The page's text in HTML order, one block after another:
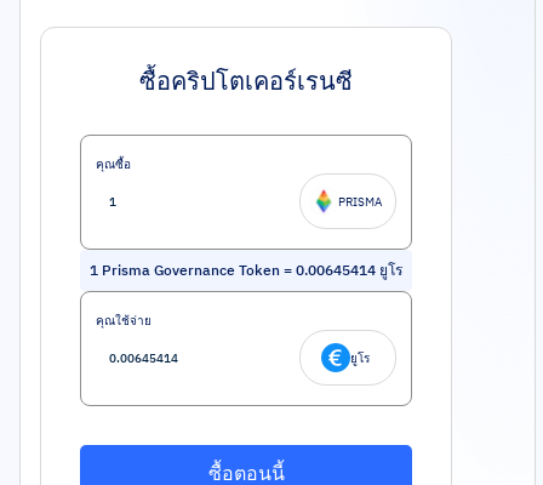
ซื้อคริปโตเคอร์เรนซี
คุณซื้อ
PRISMA
1 Prisma Governance Token = 0.00645414 ยูโร
คุณใช้จ่าย
ยูโร
ซื้อตอนนี้